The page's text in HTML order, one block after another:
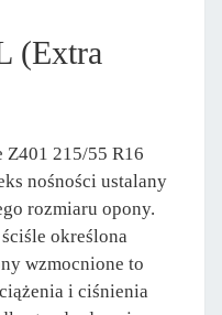
(Extra
Z401 215/55 R16
nośności ustalany
rozmiaru opony.
określona
wzmocnione to
i ciśnienia